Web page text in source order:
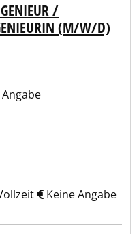
/
(M/W/D)
Keine Angabe